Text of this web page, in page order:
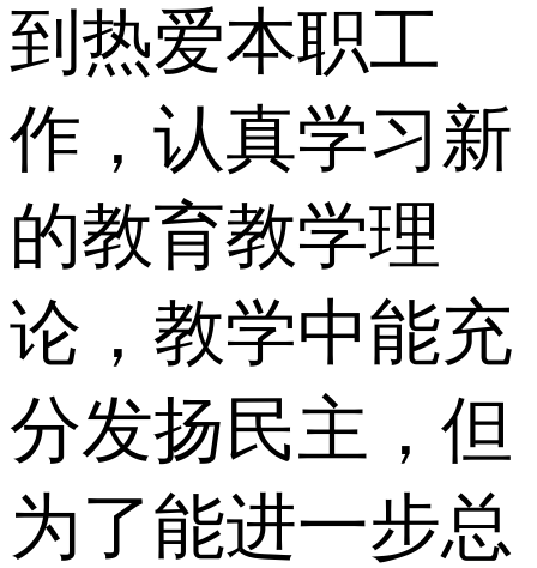
到热爱本职工
作，认真学习新
的教育教学理
论，教学中能充
分发扬民主，但
为了能进一步总